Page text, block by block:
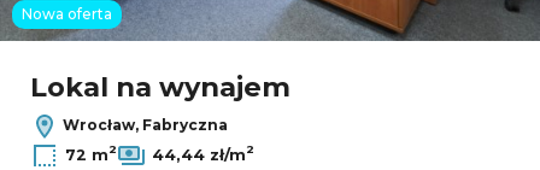
Nowa oferta
Lokal na wynajem
Wrocław, Fabryczna
72 m2 44,44 zł/m2